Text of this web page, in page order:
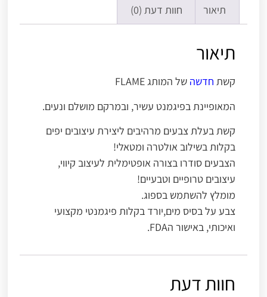
תיאור חוות דעת (0)
תיאור
קשת חדשהשל המותג FLAME
המאופיינת בפיגמנט עשיר, ובמרקם מושלם ונעים.
קשת בעלת צבעים מרהיבים ליצירת עיצובים יפים
בקלות בשילוב אולטרה ומטאלי!
הצבעים סודרו בצורה אופטימלית לעיצוב קיווי,
עיצובים טרופיים וטבעיים!
מומלץ להשתמש בספוג.
צבע על בסיס מים,יורד בקלות פיגמנטי מקצועי
ואיכותי, באישור הFDA.
חוות דעת